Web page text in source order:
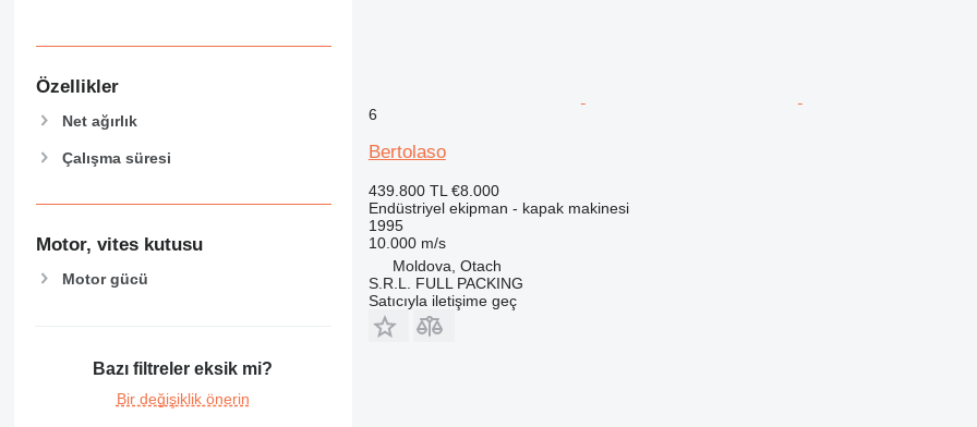
Özellikler
Net ağırlık
Çalışma süresi
Motor, vites kutusu
Motor gücü
Bazı filtreler eksik mi?
Bir değişiklik önerin
6
Bertolaso
439.800 TL €8.000
Endüstriyel ekipman - kapak makinesi
1995
10.000 m/s
Moldova, Otach
S.R.L. FULL PACKING
Satıcıyla iletişime geç